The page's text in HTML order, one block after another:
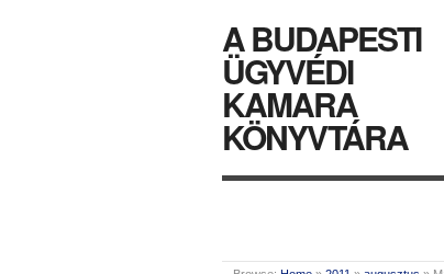
A BUDAPESTI
ÜGYVÉDI
KAMARA
KÖNYVTÁRA